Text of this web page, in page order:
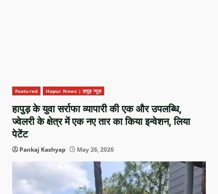
Featured Hapur News | हापुड़ न्यूज़
हापुड़ के युवा सर्राफा व्यापारी की एक और उपलब्धि,
ज्वेलरी के क्षेत्र में एक नए तार का किया इन्वेशन, लिया
पेटेंट
Pankaj Kashyap May 26, 2026